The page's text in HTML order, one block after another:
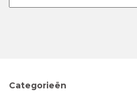
Categorieën